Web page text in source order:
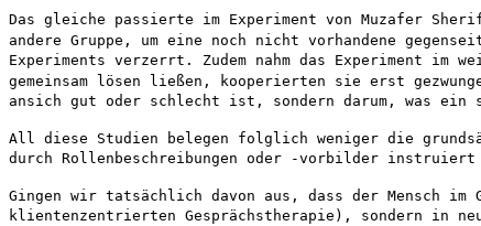
Das gleiche passierte im Experiment von Muzafer
andere Gruppe, um eine noch nicht vorhandene
Experiments verzerrt. Zudem nahm das Experiment
gemeinsam lösen ließen, kooperierten sie erst
ansich gut oder schlecht ist, sondern darum, was ein
All diese Studien belegen folglich weniger die
durch Rollenbeschreibungen oder -vorbilder instruiert
Gingen wir tatsächlich davon aus, dass der Mensch
klientenzentrierten Gesprächstherapie), sondern in